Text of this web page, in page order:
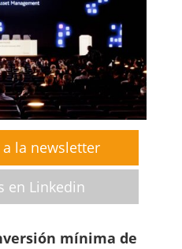
la newsletter
en Linkedin
mínima de